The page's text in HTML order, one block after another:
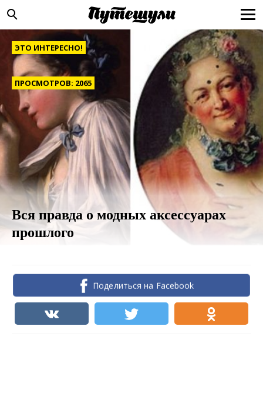
ЭТО ИНТЕРЕСНО!
ПРОСМОТРОВ: 2065
Вся правда о модных аксессуарах
прошлого
Поделиться на Facebook